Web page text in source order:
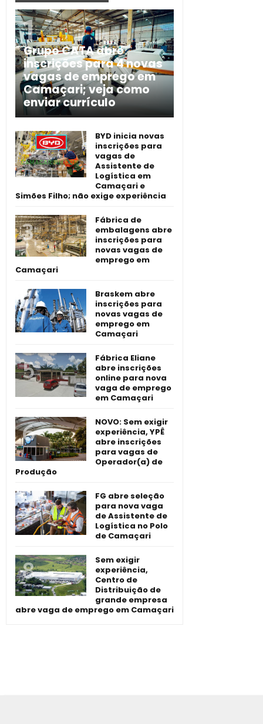
Grupo CATA abre
inscrições para 4 novas
vagas de emprego em
Camaçari; veja como
enviar currículo
BYD inicia novas
inscrições para
vagas de
Assistente de
Logística em
Camaçari e
Simões Filho; não exige experiência
Fábrica de
embalagens abre
inscrições para
novas vagas de
emprego em
Camaçari
Braskem abre
inscrições para
novas vagas de
emprego em
Camaçari
Fábrica Eliane
abre inscrições
online para nova
vaga de emprego
em Camaçari
NOVO: Sem exigir
experiência, YPÊ
abre inscrições
para vagas de
Operador(a) de
Produção
FG abre seleção
para nova vaga
de Assistente de
Logística no Polo
de Camaçari
Sem exigir
experiência,
Centro de
Distribuição de
grande empresa
abre vaga de emprego em Camaçari